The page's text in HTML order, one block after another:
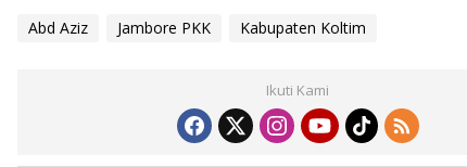
Abd Aziz Jambore PKK Kabupaten Koltim
Ikuti Kami